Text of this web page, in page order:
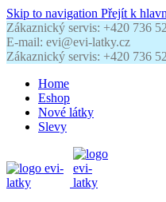
Skip to navigation Přejít k
Zákaznický servis: +420 736
E-mail: evi@evi-latky.cz
Zákaznický servis: +420 736
Home
Eshop
Nové látky
Slevy